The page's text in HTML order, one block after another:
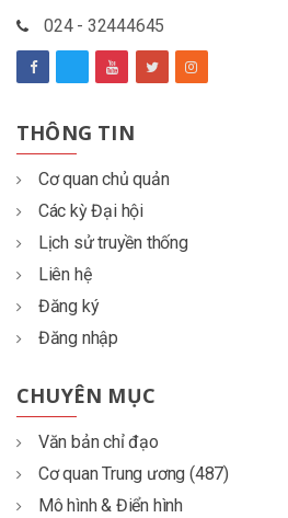
024 - 32444645
THÔNG TIN
Cơ quan chủ quản
Các kỳ Đại hội
Lịch sử truyền thống
Liên hệ
Đăng ký
Đăng nhập
CHUYÊN MỤC
Văn bản chỉ đạo
Cơ quan Trung ương (487)
Mô hình & Điển hình